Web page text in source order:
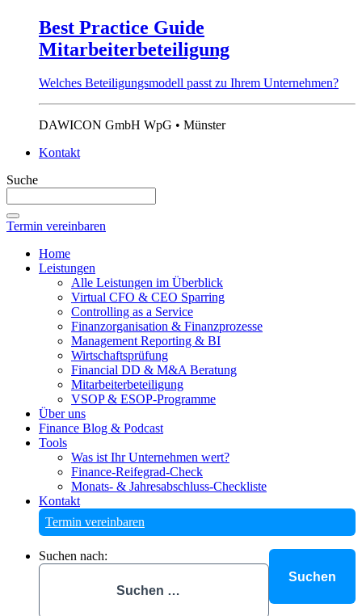
Best Practice Guide
Mitarbeiterbeteiligung
Welches Beteiligungsmodell passt zu Ihrem Unternehmen?
DAWICON GmbH WpG • Münster
Kontakt
Suche
Termin vereinbaren
Home
Leistungen
Alle Leistungen im Überblick
Virtual CFO & CEO Sparring
Controlling as a Service
Finanzorganisation & Finanzprozesse
Management Reporting & BI
Wirtschaftsprüfung
Financial DD & M&A Beratung
Mitarbeiterbeteiligung
VSOP & ESOP-Programme
Über uns
Finance Blog & Podcast
Tools
Was ist Ihr Unternehmen wert?
Finance-Reifegrad-Check
Monats- & Jahresabschluss-Checkliste
Kontakt
Termin vereinbaren
Suchen nach: